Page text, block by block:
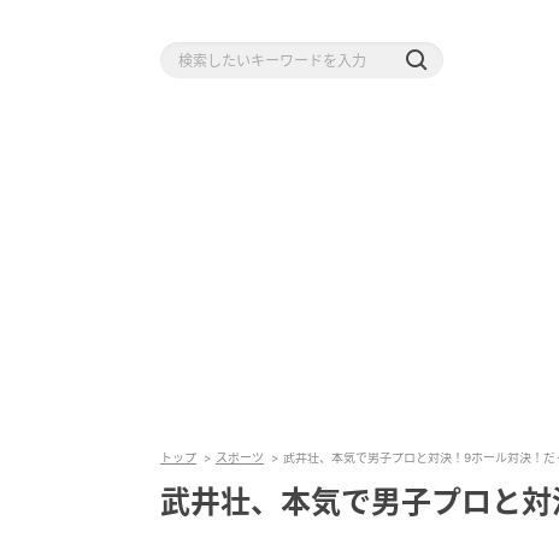
トップ スポーツ 武井壮、本気で男子プロと対決！9ホール対決！だ
武井壮、本気で男子プロと